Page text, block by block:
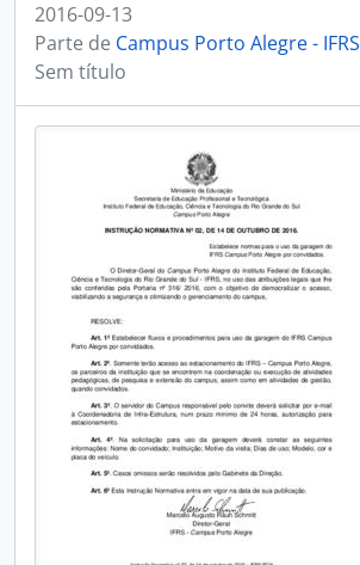
2016-09-13
Parte de Campus Porto Alegre - IFRS
Sem título